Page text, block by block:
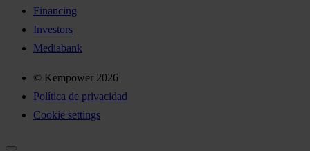
Financing
Investors
Mediabank
© Kempower 2026
Política de privacidad
Cookie settings